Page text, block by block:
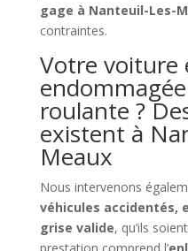
gage à Nanteuil-Les-
contraintes.
Votre voiture
roulante ?
existent à
Meaux
Nous intervenons
véhicules accidentés,
grise valide, qu’ils
prestation comprend l’